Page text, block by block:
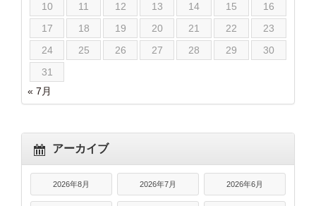
10
11 12 13 14 15
16
17
18 19 20 21 22
23
24
25 26 27 28 29
30
31
« 7月
アーカイブ
2026年8月 2026年7月 2026年6月